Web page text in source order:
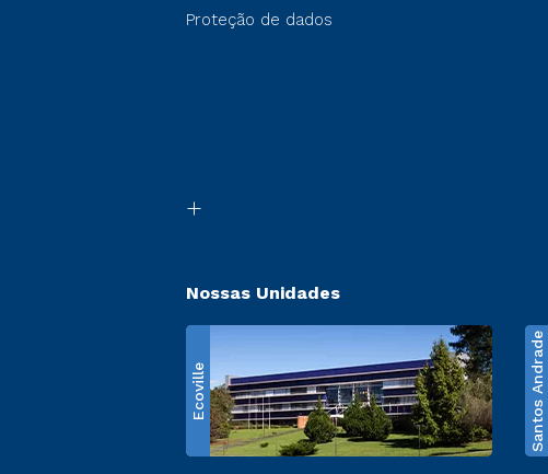
Proteção de dados
Nossas Unidades
Ecoville Santos Andrade